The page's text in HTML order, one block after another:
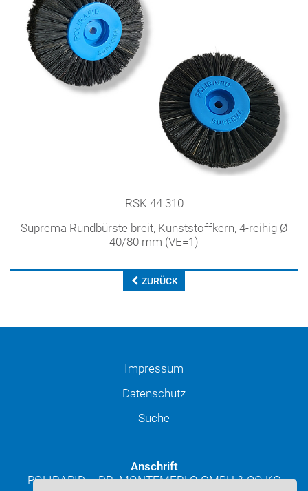
RSK 44 310
Suprema Rundbürste breit, Kunststoffkern, 4-reihig Ø
40/80 mm (VE=1)
ZURÜCK
Impressum
Datenschutz
Suche
Anschrift
POLIRAPID – DR. MONTEMERLO GMBH & CO KG